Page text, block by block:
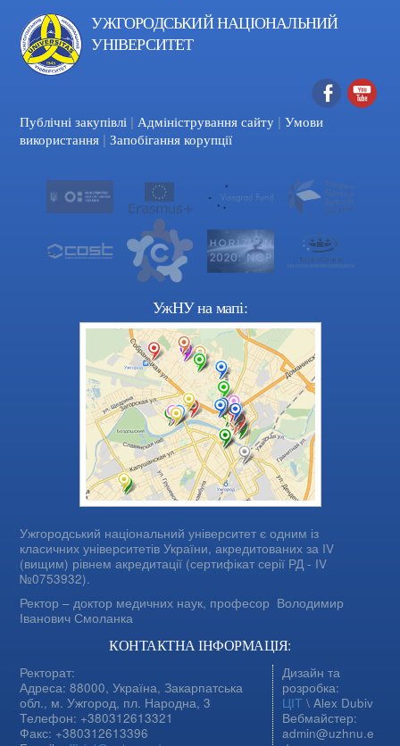
УЖГОРОДСЬКИЙ НАЦІОНАЛЬНИЙ
УНІВЕРСИТЕТ
Facebook
Публічні закупівлі | Адміністрування сайту | Умови
використання | Запобігання корупції
УжНУ на мапі:
Ужгородський національний університет є одним із
класичних університетів України, акредитованих за IV
(вищим) рівнем акредитації (сертифікат серії РД - IV
№0753932).
Ректор – доктор медичних наук, професор Володимир
Іванович Смоланка
КОНТАКТНА ІНФОРМАЦІЯ:
Ректорат:
Адреса: 88000, Україна, Закарпатська
обл., м. Ужгород, пл. Народна, 3
Телефон: +380312613321
Факс: +380312613396
Дизайн та
розробка:
ЦІТ \ Alex Dubiv
Вебмайстер:
admin@uzhnu.e